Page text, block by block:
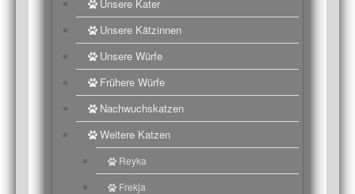
Unsere Kater
Unsere Kätzinnen
Unsere Würfe
Frühere Würfe
Nachwuchskatzen
Weitere Katzen
Reyka
Frekja